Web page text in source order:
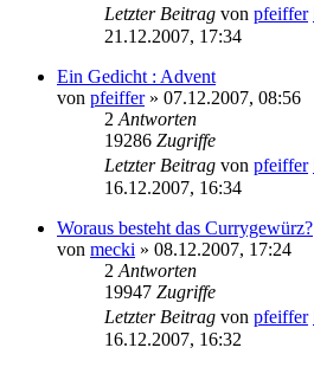
Letzter Beitrag von pfeiffer
21.12.2007, 17:34
Ein Gedicht : Advent
von pfeiffer» 07.12.2007, 08:56
2 Antworten
19286 Zugriffe
Letzter Beitrag von pfeiffer
16.12.2007, 16:34
Woraus besteht das Currygewürz?
von mecki » 08.12.2007, 17:24
2 Antworten
19947 Zugriffe
Letzter Beitrag von pfeiffer
16.12.2007, 16:32